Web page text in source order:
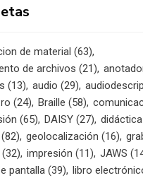
de material (63)
de archivos (21)
(13) audio (29)
(24) Braille (58)
(65) DAISY (27) didáctica
(82) geolocalización (16)
(32) impresión (11) JAWS
pantalla (39) libro